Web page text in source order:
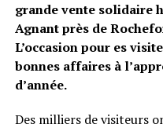
grande vente solidaire
Agnant près de
L’occasion pour es
bonnes affaires à
d’année.
Des milliers de visiteurs